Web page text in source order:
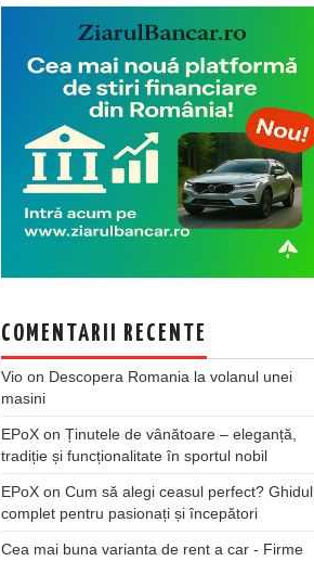
COMENTARII RECENTE
Vio on Descopera Romania la volanul unei
masini
EPoX on Ținutele de vânătoare – eleganță,
tradiție și funcționalitate în sportul nobil
EPoX on Cum să alegi ceasul perfect? Ghidul
complet pentru pasionați și începători
Cea mai buna varianta de rent a car - Firme